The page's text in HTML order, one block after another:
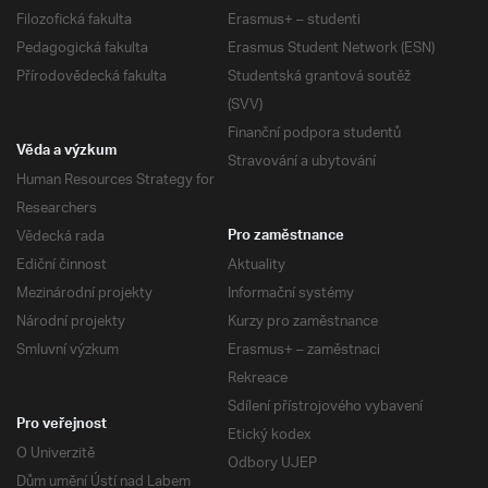
Filozofická fakulta
Pedagogická fakulta
Přírodovědecká fakulta
Erasmus+ – studenti
Erasmus Student Network (ESN)
Studentská grantová soutěž
(SVV)
Finanční podpora studentů
Stravování a ubytování
Věda a výzkum
Human Resources Strategy for
Researchers
Vědecká rada
Ediční činnost
Mezinárodní projekty
Národní projekty
Smluvní výzkum
Pro zaměstnance
Aktuality
Informační systémy
Kurzy pro zaměstnance
Erasmus+ – zaměstnaci
Rekreace
Sdílení přístrojového vybavení
Etický kodex
Odbory UJEP
Pro veřejnost
O Univerzitě